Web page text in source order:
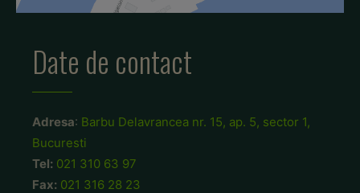
Date de contact
Adresa: Barbu Delavrancea nr. 15, ap. 5, sector 1,
Bucuresti
Tel: 021 310 63 97
Fax: 021 316 28 23